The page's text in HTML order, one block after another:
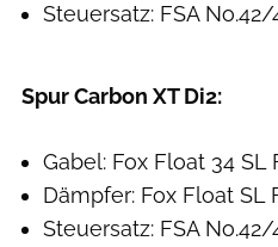
Steuersatz: FSA
Spur Carbon XT Di2:
Gabel: Fox Float 34 SL
Dämpfer: Fox Float SL
Steuersatz: FSA